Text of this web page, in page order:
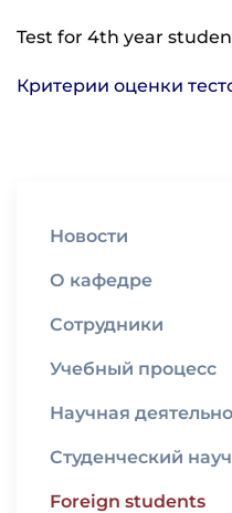
Test for 4th year
Критерии оценки
Новости
О кафедре
Сотрудники
Учебный процесс
Научная
Студенческий
Foreign students